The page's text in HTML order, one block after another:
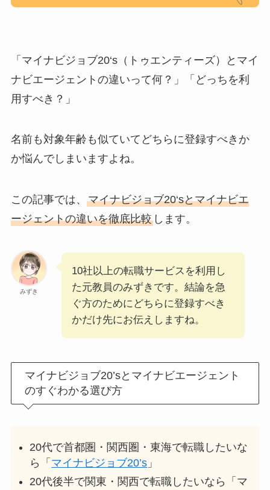
「マイナビジョブ20‘s（トゥエンティーズ）とマイ
ナビエージェントの違いって何？」「どっちを利
用すべき？」
名前も対象年齢も似ていてどちらに登録すべきか
か悩んでしまいますよね。
この記事では、 マイナビジョブ20‘sとマイナビエ
ージェントの違いを徹底比較します。
みずき
10社以上の転職サービスを利用し
た元教員のみずきです。結論を急
ぐ方のためにどちらに登録すべき
かだけ先にお伝えしますね。
マイナビジョブ20’sとマイナビエージェント
のすぐわかる選び方
20代で首都圏・関西圏・東海で転職したいな
ら「 マイナビジョブ20’s 」
20代後半で関東・関西で転職したいなら「マ